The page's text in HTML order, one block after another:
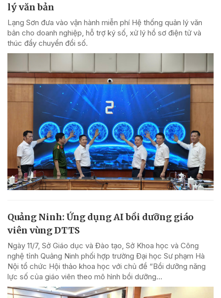
lý văn bản
Lạng Sơn đưa vào vận hành miễn phí Hệ thống quản lý văn
bản cho doanh nghiệp, hỗ trợ ký số, xử lý hồ sơ điện tử và
thúc đẩy chuyển đổi số.
Quảng Ninh: Ứng dụng AI bồi dưỡng giáo
viên vùng DTTS
Ngày 11/7, Sở Giáo dục và Đào tạo, Sở Khoa học và Công
nghệ tỉnh Quảng Ninh phối hợp trường Đại học Sư phạm Hà
Nội tổ chức Hội thảo khoa học với chủ đề “Bồi dưỡng năng
lực số của giáo viên theo mô hình bồi dưỡng...